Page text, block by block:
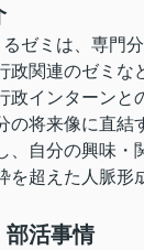
ゼミは、専門
政関連のゼミ
政インターンと
の将来像に直
、自分の興味
を超えた人脈形
部活事情